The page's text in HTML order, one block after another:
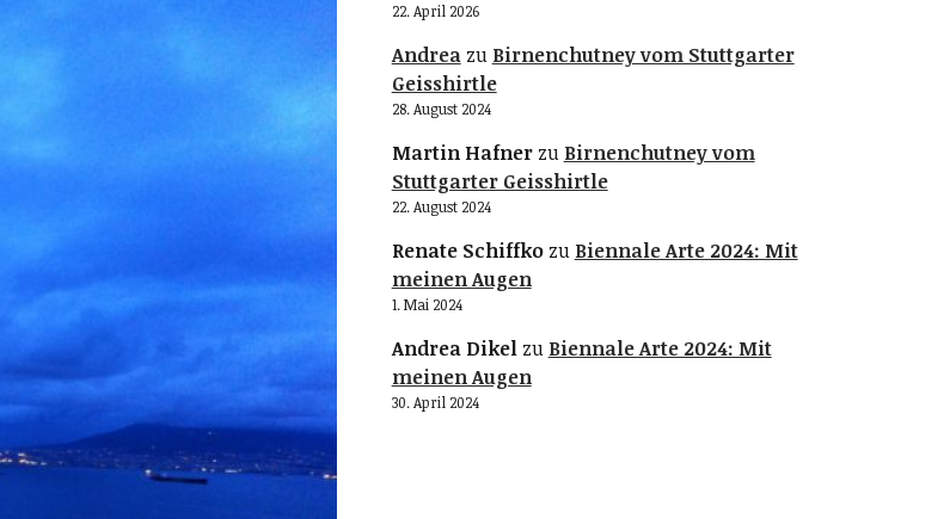
22. April 2026
Andreazu Birnenchutney vom Stuttgarter
Geisshirtle
28. August 2024
Martin Hafnerzu Birnenchutney vom
Stuttgarter Geisshirtle
22. August 2024
Renate Schiffkozu Biennale Arte 2024: Mit
meinen Augen
1. Mai 2024
Andrea Dikelzu Biennale Arte 2024: Mit
meinen Augen
30. April 2024